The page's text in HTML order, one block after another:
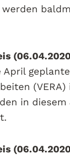
April
(VERA)
in